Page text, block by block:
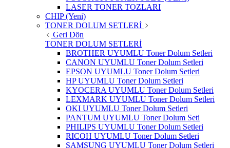
LASER TONER TOZLARI
CHIP (Yeni)
TONER DOLUM SETLERİ
Geri Dön
TONER DOLUM SETLERİ
BROTHER UYUMLU Toner Dolum Setleri
CANON UYUMLU Toner Dolum Setleri
EPSON UYUMLU Toner Dolum Setleri
HP UYUMLU Toner Dolum Setleri
KYOCERA UYUMLU Toner Dolum Setleri
LEXMARK UYUMLU Toner Dolum Setleri
OKI UYUMLU Toner Dolum Setleri
PANTUM UYUMLU Toner Dolum Seti
PHILIPS UYUMLU Toner Dolum Setleri
RICOH UYUMLU Toner Dolum Setleri
SAMSUNG UYUMLU Toner Dolum Setleri